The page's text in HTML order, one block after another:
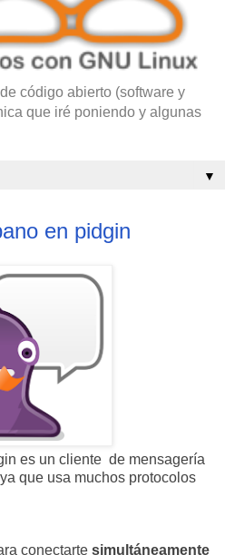
código abierto (software y
que iré poniendo y algunas
▼
en pidgin
es un cliente de mensagería
que usa muchos protocolos
conectarte simultáneamente